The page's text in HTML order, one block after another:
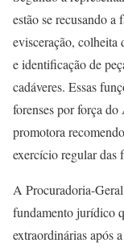
estão se recusando a
evisceração, colheita
e identificação de
cadáveres. Essas
forenses por força
promotora
exercício regular das
A Procuradoria-
fundamento jurídico
extraordinárias após